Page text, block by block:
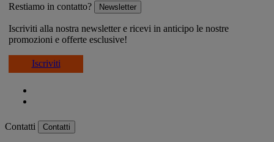
Restiamo in contatto? Newsletter
Iscriviti alla nostra newsletter e ricevi in anticipo le nostre
promozioni e offerte esclusive!
Iscriviti
Contatti Contatti